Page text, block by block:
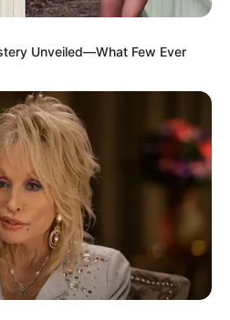
Unveiled—What Few Ever